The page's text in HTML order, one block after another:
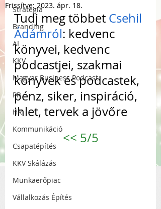
Stratégia
Branding
AI
KKV
Magyar Business Podcast
PR
HR
Kommunikáció
Csapatépítés
KKV Skálázás
Munkaerőpiac
Vállalkozás Építés
Frissítve: 2023. ápr. 18.
Tudj meg többet Csehil
Ádámról: kedvenc
könyvei, kedvenc
podcastjei, szakmai
könyvek és podcastek,
pénz, siker, inspiráció,
ihlet, tervek a jövőre
<< 5/5